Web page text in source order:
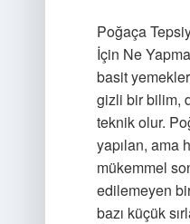
Poğaça
İçin Ne
basit
gizli bir bilim,
teknik olur.
yapılan, ama
mükemmel
edilemeyen
bazı küçük